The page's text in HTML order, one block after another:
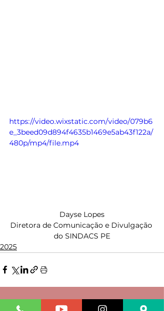
https://video.wixstatic.com/video/079b6
e_3beed09d894f4635b1469e5ab43f122a/
480p/mp4/file.mp4
Dayse Lopes
Diretora de Comunicação e Divulgação
do SINDACS PE
2025
Ver tudo